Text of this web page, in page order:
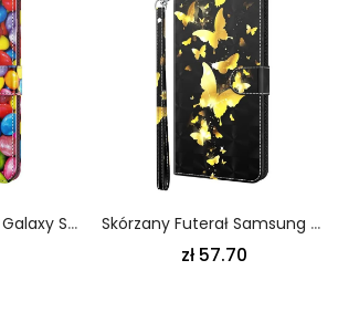
Etui Folio Samsung Galaxy S21 Ultra 5G Cukierki Punktowe Z Paskiem Skórzany Futerał Samsung Galaxy S21 Ultra 5G Etui Na Telefon Żółte Motyle
zł 57.70